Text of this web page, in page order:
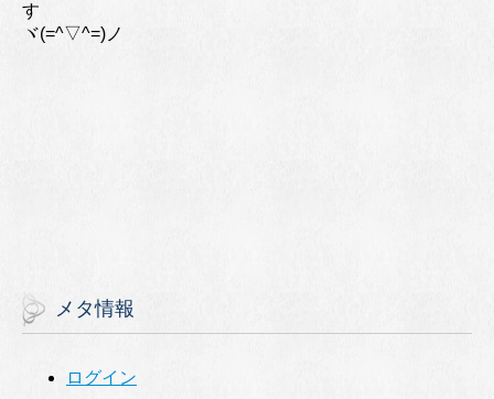
す
ヾ(=^▽^=)ノ
メタ情報
ログイン